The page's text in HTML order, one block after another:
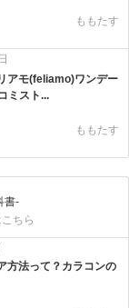
ももたす
アモ(feliamo)ワンデー
ミスト...
ももたす
書-
ちら
方法って？カラコンの